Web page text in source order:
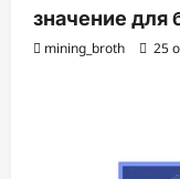
значение для
mining_broth 25